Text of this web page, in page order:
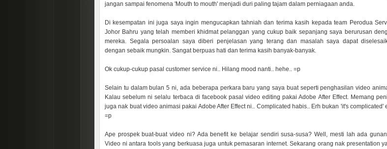
jangan sampai fenomena 'Mouth to mouth' menjadi duri paling tajam dalam perniagaan anda.
Di kesempatan ini juga saya ingin mengucapkan tahniah dan terima kasih kepada team Perodua
Johor Bahru yang telah memberi khidmat pelanggan yang cukup baik sepanjang saya berurusan
mereka. Segala persoalan saya diberi penjelasan yang terang dan masalah saya dapat
dengan sebaik mungkin. Sangat berpuas hati dan terima kasih banyak-banyak.
Ok cukup-cukup pasal customer service ni.. Hilang mood nanti.. hehe.. =p
Selain tu dalam bulan 5 ni, ada beberapa perkara baru yang saya buat seperti penghasilan video
Kalau sebelum ni selalu terbaca di facebook pasal video editing pakai Adobe After Effect. Memang
juga nak buat video animasi pakai Adobe After Effect ni.. Complicated habis.. Erh bukan 'it's complicated'
=p
Ape prospek buat-buat video ni? Ada benefit ke belajar sendiri susa-susa? Well, mesti lah ada
Video ni antara tools yang berkuasa juga untuk pemasaran internet. Sekarang orang nak presentation